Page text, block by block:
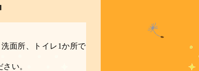
面所、トイレ1か所で
い。